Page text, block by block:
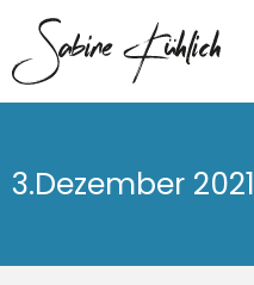
3.Dezember 2021